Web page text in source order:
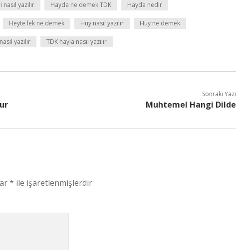
yazılır Hayda ne demek TDK Hayda nedir
Heyte lek ne demek Huy nasıl yazılır Huy ne demek
yazılır TDK hayla nasıl yazılır
Sonraki Yazı
Muhtemel Hangi Dilde
* ile işaretlenmişlerdir